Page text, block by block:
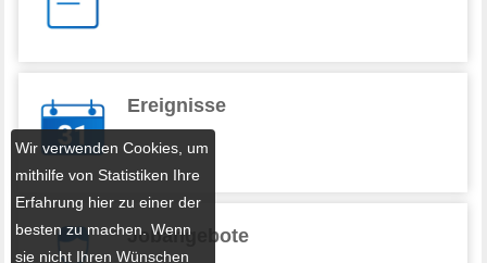
Ereignisse
Jobangebote
Wir verwenden Cookies, um
mithilfe von Statistiken Ihre
Erfahrung hier zu einer der
besten zu machen. Wenn
sie nicht Ihren Wünschen